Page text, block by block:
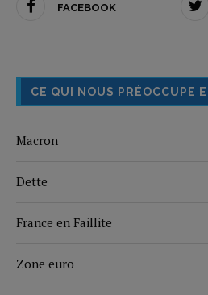
FACEBOOK
CE QUI NOUS PRÉOCCUPE
Macron
Dette
France en Faillite
Zone euro